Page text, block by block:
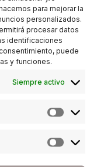
para mejorar la
personalizados.
procesar datos
identificaciones
puede
y funciones.
Siempre activo